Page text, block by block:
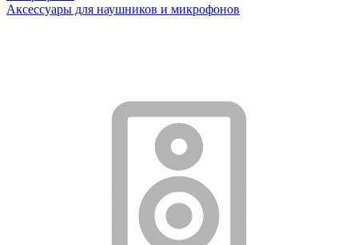
Аксессуары для наушников и микрофонов